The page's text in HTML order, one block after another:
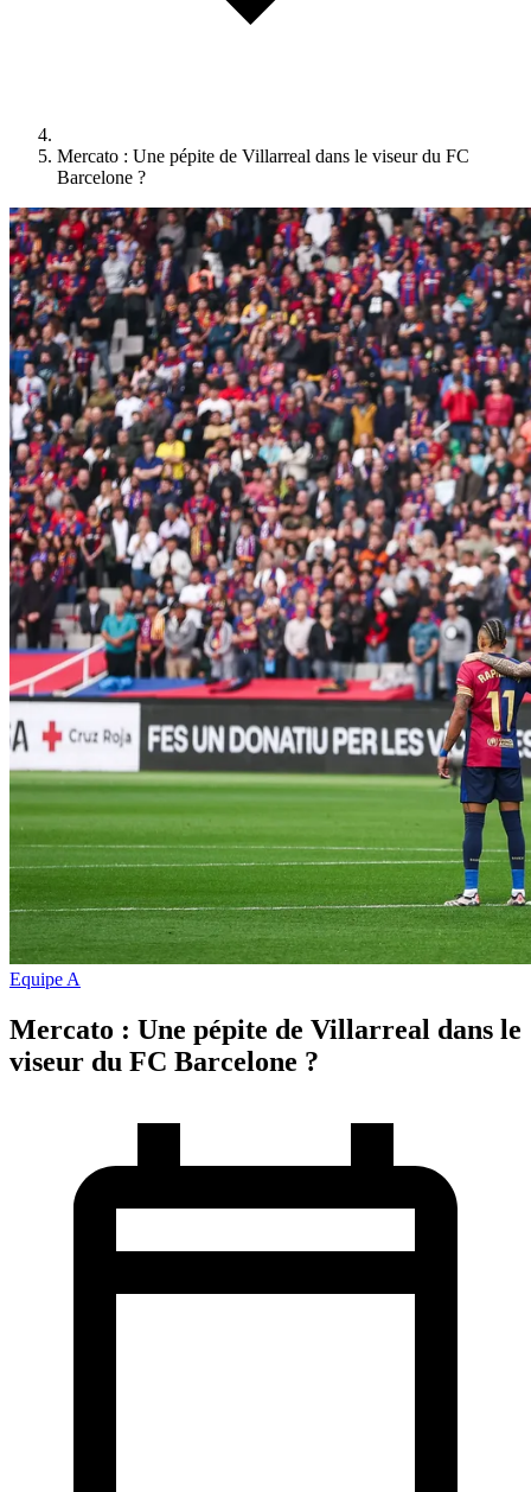
Mercato : Une pépite de Villarreal dans le viseur du FC
Barcelone ?
Equipe A
Mercato : Une pépite de Villarreal dans le
viseur du FC Barcelone ?